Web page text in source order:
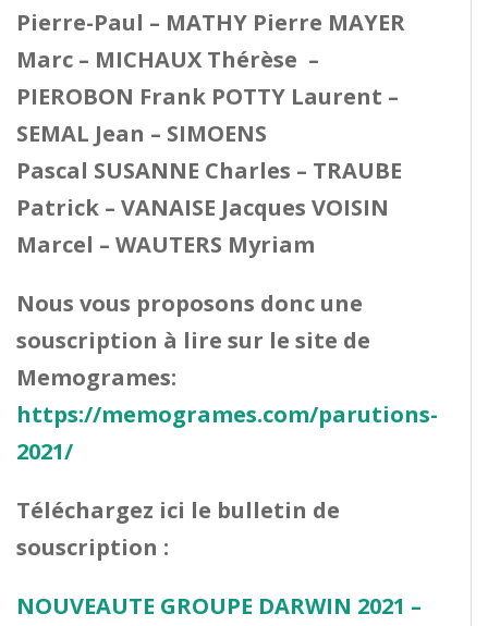
Pierre-Paul – MATHY Pierre MAYER
Marc – MICHAUX Thérèse –
PIEROBON Frank POTTY Laurent –
SEMAL Jean – SIMOENS
Pascal SUSANNE Charles – TRAUBE
Patrick – VANAISE Jacques VOISIN
Marcel – WAUTERS Myriam
Nous vous proposons donc une
souscription à lire sur le site de
Memogrames:
https://memogrames.com/parutions-
2021/
Téléchargez ici le bulletin de
souscription :
NOUVEAUTE GROUPE DARWIN 2021 –